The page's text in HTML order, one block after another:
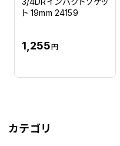
ト 19mm 24159
1,255円
カテゴリ